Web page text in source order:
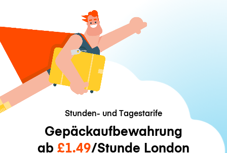
Stunden- und Tagestarife
Gepäckaufbewahrung
ab £1.49/Stunde London